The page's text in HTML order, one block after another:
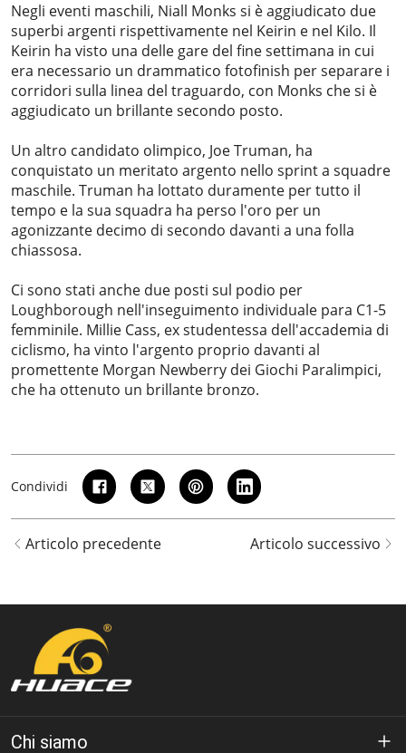
Negli eventi maschili, Niall Monks si è aggiudicato due
superbi argenti rispettivamente nel Keirin e nel Kilo. Il
Keirin ha visto una delle gare del fine settimana in cui
era necessario un drammatico fotofinish per separare i
corridori sulla linea del traguardo, con Monks che si è
aggiudicato un brillante secondo posto.
Un altro candidato olimpico, Joe Truman, ha
conquistato un meritato argento nello sprint a squadre
maschile. Truman ha lottato duramente per tutto il
tempo e la sua squadra ha perso l'oro per un
agonizzante decimo di secondo davanti a una folla
chiassosa.
Ci sono stati anche due posti sul podio per
Loughborough nell'inseguimento individuale para C1-5
femminile. Millie Cass, ex studentessa dell'accademia di
ciclismo, ha vinto l'argento proprio davanti al
promettente Morgan Newberry dei Giochi Paralimpici,
che ha ottenuto un brillante bronzo.
Condividi
Articolo precedente Articolo successivo
Chi siamo